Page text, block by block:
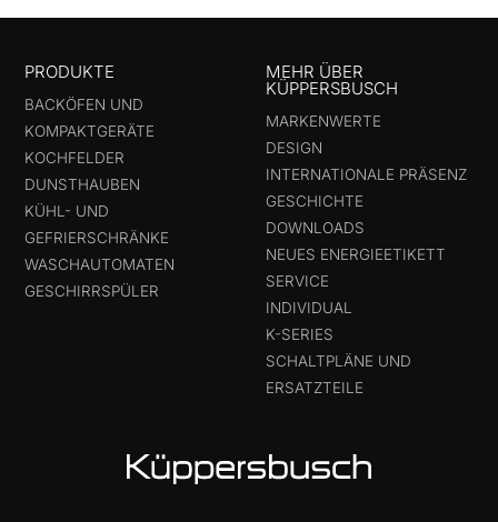
PRODUKTE
BACKÖFEN UND
KOMPAKTGERÄTE
KOCHFELDER
DUNSTHAUBEN
KÜHL- UND
GEFRIERSCHRÄNKE
WASCHAUTOMATEN
GESCHIRRSPÜLER
MEHR ÜBER
KÜPPERSBUSCH
MARKENWERTE
DESIGN
INTERNATIONALE PRÄSENZ
GESCHICHTE
DOWNLOADS
NEUES ENERGIEETIKETT
SERVICE
INDIVIDUAL
K-SERIES
SCHALTPLÄNE UND
ERSATZTEILE